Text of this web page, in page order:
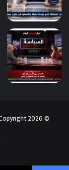
© Copyright 2026, جميع الحقوق محفوظة | تصميم